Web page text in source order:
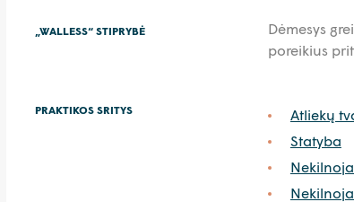
„WALLESS“ STIPRYBĖ
Dėmesys
poreikius
PRAKTIKOS SRITYS
Atliekų
Statyba